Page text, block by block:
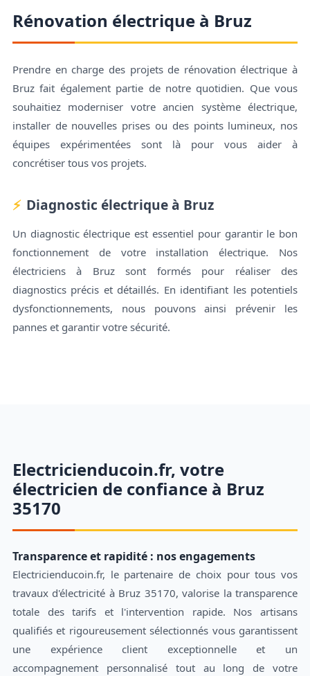
Rénovation électrique à Bruz
Prendre en charge des projets de rénovation électrique à
Bruz fait également partie de notre quotidien. Que vous
souhaitiez moderniser votre ancien système électrique,
installer de nouvelles prises ou des points lumineux, nos
équipes expérimentées sont là pour vous aider à
concrétiser tous vos projets.
Diagnostic électrique à Bruz
Un diagnostic électrique est essentiel pour garantir le bon
fonctionnement de votre installation électrique. Nos
électriciens à Bruz sont formés pour réaliser des
diagnostics précis et détaillés. En identifiant les potentiels
dysfonctionnements, nous pouvons ainsi prévenir les
pannes et garantir votre sécurité.
Electricienducoin.fr, votre
électricien de confiance à Bruz
35170
Transparence et rapidité : nos engagements
Electricienducoin.fr, le partenaire de choix pour tous vos
travaux d'électricité à Bruz 35170, valorise la transparence
totale des tarifs et l'intervention rapide. Nos artisans
qualifiés et rigoureusement sélectionnés vous garantissent
une expérience client exceptionnelle et un
accompagnement personnalisé tout au long de votre